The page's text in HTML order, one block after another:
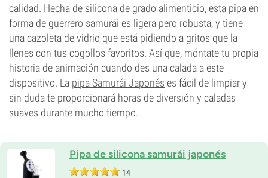
calidad. Hecha de silicona de grado alimenticio, esta pipa en
forma de guerrero samurái es ligera pero robusta, y tiene
una cazoleta de vidrio que está pidiendo a gritos que la
llenes con tus cogollos favoritos. Así que, móntate tu propia
historia de animación cuando des una calada a este
dispositivo. La pipa Samurái Japonés es fácil de limpiar y
sin duda te proporcionará horas de diversión y caladas
suaves durante mucho tiempo.
Pipa de silicona samurái japonés
14